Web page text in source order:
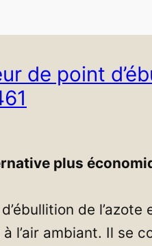
de point
plus
de l’azote
l’air ambiant. Il se